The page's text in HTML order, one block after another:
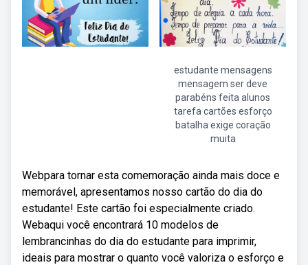
estudante mensagens
mensagem ser deve
parabéns feita alunos
tarefa cartões esforço
batalha exige coração
muita
Webpara tornar esta comemoração ainda mais doce e
memorável, apresentamos nosso cartão do dia do
estudante! Este cartão foi especialmente criado.
Webaqui você encontrará 10 modelos de
lembrancinhas do dia do estudante para imprimir,
ideais para mostrar o quanto você valoriza o esforço e